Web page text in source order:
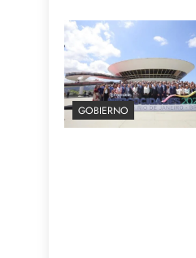
GOBIERNO